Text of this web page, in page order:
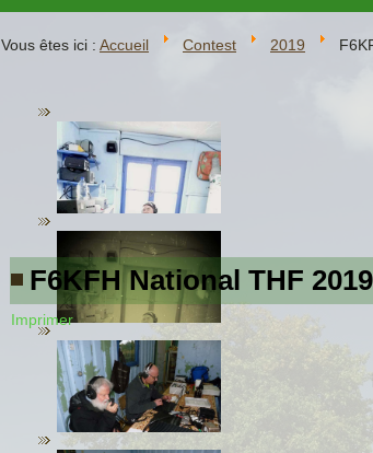
Vous êtes ici : Accueil Contest 2019
F6KFH National THF 2019
Imprimer